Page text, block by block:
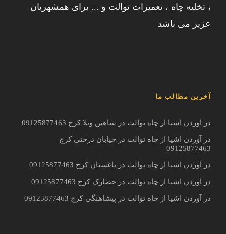
، تخلیه چاه ، تعمیرات توالت و ... برای همشهریان
عزیز می باشد
آخرین مطالب ما
در آوردن اشیا از چاه توالت در شاهین ویلا کرج 09125877463
در آوردن اشیا از چاه توالت در خیابان درختی کرج
09125877463
در آوردن اشیا از چاه توالت در باغستان کرج 09125877463
در آوردن اشیا از چاه توالت در حصارک کرج 09125877463
در آوردن اشیا از چاه توالت در پیشاهنگی کرج 09125877463